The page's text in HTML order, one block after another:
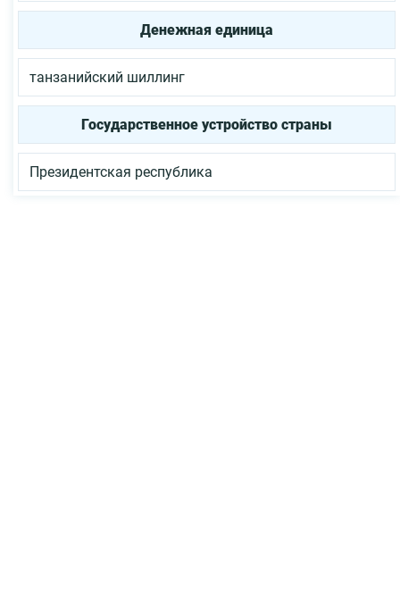
Денежная единица
танзанийский шиллинг
Государственное устройство страны
Президентская республика